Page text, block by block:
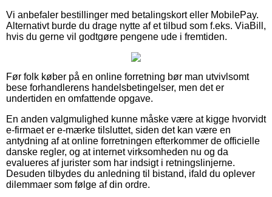
Vi anbefaler bestillinger med betalingskort eller MobilePay.
Alternativt burde du drage nytte af et tilbud som f.eks. ViaBill,
hvis du gerne vil godtgøre pengene ude i fremtiden.
Før folk køber på en online forretning bør man utvivlsomt
bese forhandlerens handelsbetingelser, men det er
undertiden en omfattende opgave.
En anden valgmulighed kunne måske være at kigge hvorvidt
e-firmaet er e-mærke tilsluttet, siden det kan være en
antydning af at online forretningen efterkommer de officielle
danske regler, og at internet virksomheden nu og da
evalueres af jurister som har indsigt i retningslinjerne.
Desuden tilbydes du anledning til bistand, ifald du oplever
dilemmaer som følge af din ordre.